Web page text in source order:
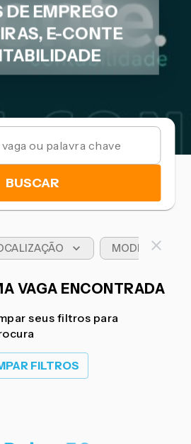
DE EMPREGO
E-CONTE
BUSCAR
MODELO DE
VAGA ENCONTRADA
seus filtros para
FILTROS